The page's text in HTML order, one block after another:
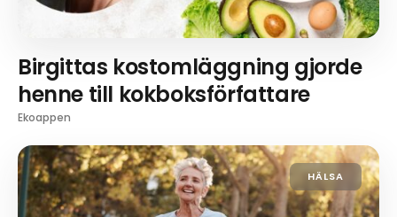
Birgittas kostomläggning gjorde
henne till kokboksförfattare
Ekoappen
HÄLSA